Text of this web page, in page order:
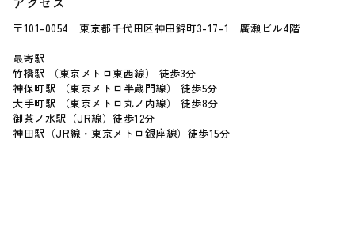
〒101-0054 東京都千代田区神田錦町3-17-1 廣瀬ビル4階
最寄駅
竹橋駅 （東京メトロ東西線） 徒歩3分
神保町駅 （東京メトロ半蔵門線） 徒歩5分
大手町駅 （東京メトロ丸ノ内線） 徒歩8分
御茶ノ水駅（JR線）徒歩12分
神田駅（JR線・東京メトロ銀座線）徒歩15分